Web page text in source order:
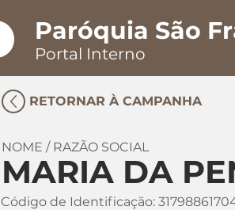
Paróquia São
Portal Interno
RETORNAR À CAMPANHA
MARIA DA
NOME / RAZÃO SOCIAL
Código de Identificação: